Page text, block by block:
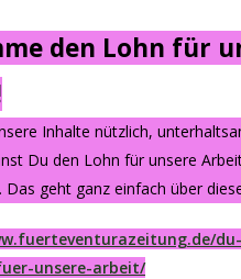
den Lohn für
Inhalte nützlich,
Du den Lohn für unsere
geht ganz einfach über
unsere-arbeit/